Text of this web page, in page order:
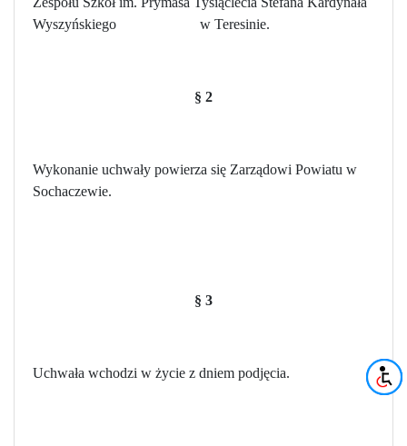
Wyszyńskiego
w Teresinie.
§ 2
Wykonanie uchwały powierza się Zarządowi Powiatu w
Sochaczewie.
§ 3
Uchwała wchodzi w życie z dniem podjęcia.